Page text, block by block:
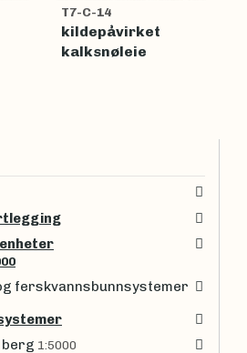
T7-C-14
kildepåvirket
kalksnøleie
ferskvannsbunnsystemer
berg 1:5000